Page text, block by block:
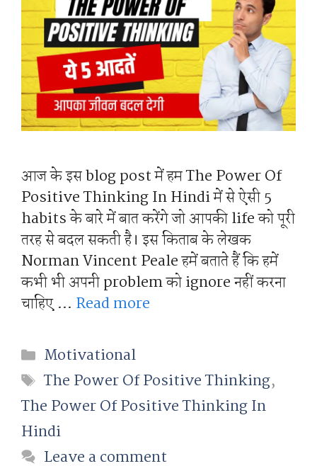
आज के इस blog post में हम The Power Of
Positive Thinking In Hindi में से ऐसी 5
habits के बारे में बात करेंगे जो आपकी life को पूरी
तरह से बदल सकती है। इस किताब के लेखक
Norman Vincent Peale हमें बताते हैं कि हमें
कभी भी अपनी problem को ignore नहीं करना
चाहिए … Read more
Categories
Motivational
Tags
The Power Of Positive Thinking,
The Power Of Positive Thinking In
Hindi
Leave a comment